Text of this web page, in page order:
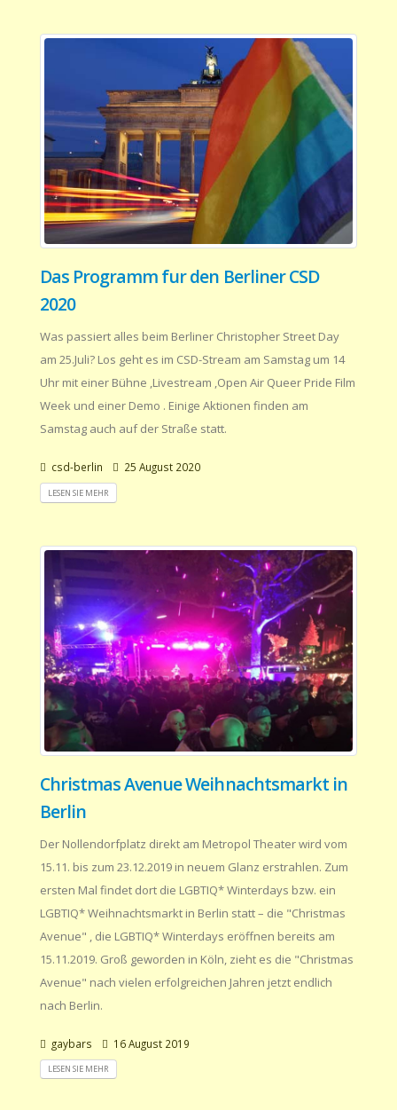
Das Programm fur den Berliner CSD
2020
Was passiert alles beim Berliner Christopher Street Day
am 25.Juli? Los geht es im CSD-Stream am Samstag um 14
Uhr mit einer Bühne ,Livestream ,Open Air Queer Pride Film
Week und einer Demo . Einige Aktionen finden am
Samstag auch auf der Straße statt.
csd-berlin 25 August 2020
LESEN SIE MEHR
Christmas Avenue Weihnachtsmarkt in
Berlin
Der Nollendorfplatz direkt am Metropol Theater wird vom
15.11. bis zum 23.12.2019 in neuem Glanz erstrahlen. Zum
ersten Mal findet dort die LGBTIQ* Winterdays bzw. ein
LGBTIQ* Weihnachtsmarkt in Berlin statt – die "Christmas
Avenue" , die LGBTIQ* Winterdays eröffnen bereits am
15.11.2019. Groß geworden in Köln, zieht es die "Christmas
Avenue" nach vielen erfolgreichen Jahren jetzt endlich
nach Berlin.
gaybars 16 August 2019
LESEN SIE MEHR